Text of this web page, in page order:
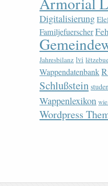
Digitalisierung
Familjefuerscher
Jahresbilanz lvi
Wappendatenbank
Schlußstein
Wappenlexikon
Wordpress